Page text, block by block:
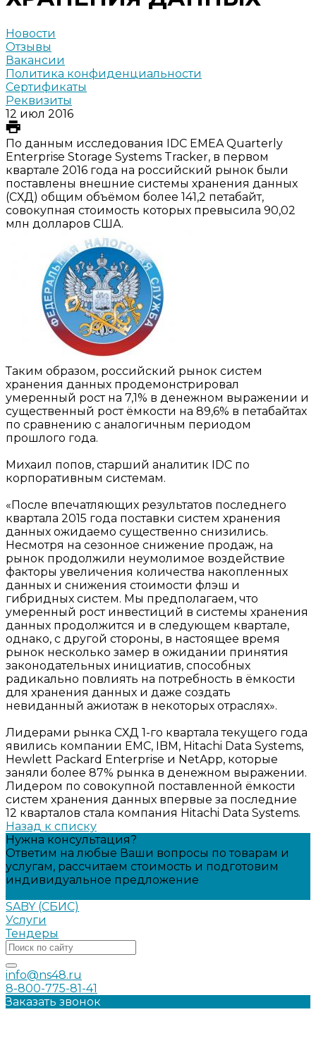
Новости
Отзывы
Вакансии
Политика конфиденциальности
Сертификаты
Реквизиты
12 июл 2016
По данным исследования IDC EMEA Quarterly
Enterprise Storage Systems Tracker, в первом
квартале 2016 года на российский рынок были
поставлены внешние системы хранения данных
(СХД) общим объёмом более 141,2 петабайт,
совокупная стоимость которых превысила 90,02
млн долларов США.
Таким образом, российский рынок систем
хранения данных продемонстрировал
умеренный рост на 7,1% в денежном выражении и
существенный рост ёмкости на 89,6% в петабайтах
по сравнению с аналогичным периодом
прошлого года.
Михаил попов, старший аналитик IDC по
корпоративным системам.
«После впечатляющих результатов последнего
квартала 2015 года поставки систем хранения
данных ожидаемо существенно снизились.
Несмотря на сезонное снижение продаж, на
рынок продолжили неумолимое воздействие
факторы увеличения количества накопленных
данных и снижения стоимости флэш и
гибридных систем. Мы предполагаем, что
умеренный рост инвестиций в системы хранения
данных продолжится и в следующем квартале,
однако, с другой стороны, в настоящее время
рынок несколько замер в ожидании принятия
законодательных инициатив, способных
радикально повлиять на потребность в ёмкости
для хранения данных и даже создать
невиданный ажиотаж в некоторых отраслях».
Лидерами рынка СХД 1-го квартала текущего года
явились компании EMC, IBM, Hitachi Data Systems,
Hewlett Packard Enterprise и NetApp, которые
заняли более 87% рынка в денежном выражении.
Лидером по совокупной поставленной ёмкости
систем хранения данных впервые за последние
12 кварталов стала компания Hitachi Data Systems.
Назад к списку
Нужна консультация?
Ответим на любые Ваши вопросы по товарам и
услугам, рассчитаем стоимость и подготовим
индивидуальное предложение
SABY (СБИС)
Услуги
Тендеры
info@ns48.ru
8-800-775-81-41
Заказать звонок